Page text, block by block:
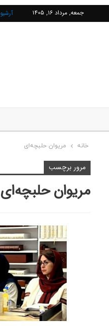
جمعه, مرداد ۱۶, ۱۴۰۵ آرشیو
خانه مریوان حلبچه‌ای
مرور برچسب
مریوان حلبچه‌ای